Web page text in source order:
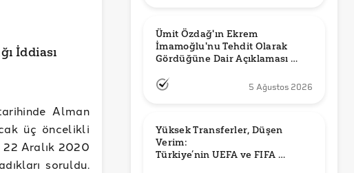
İddiası
Alman
üç öncelikli
22 Aralık 2020
soruldu.
Ümit Özdağ'ın Ekrem
İmamoğlu'nu Tehdit Olarak
Gördüğüne Dair Açıklaması
5 Ağustos 2026
Yüksek Transferler, Düşen
Verim:
Türkiye’nin UEFA ve FIFA